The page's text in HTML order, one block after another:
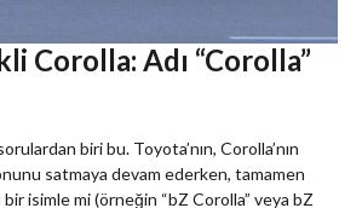
Corolla: Adı “Corolla”
biri bu. Toyota’nın, Corolla’nın
satmaya devam ederken, tamamen
isimle mi (örneğin “bZ Corolla” veya bZ